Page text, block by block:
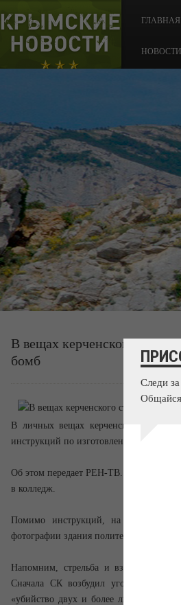
КРЫМСКИЕ
НОВОСТИ
ГЛАВНАЯ
В вещах керченского
бомб
В личных вещах керченского
инструкций по изготовлению бомб.
Об этом передает РЕН-ТВ. Согласно
в колледж.
Помимо инструкций, на носителе
фотографии здания политехнического
Напомним, стрельба и взрыв в
Сначала СК возбудил уголовное
«убийство двух и более лиц
Следи
Общайся